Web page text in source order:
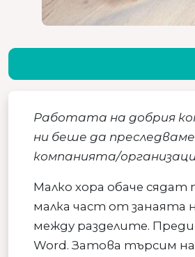
Работата на добрия
ни беше да
компанията/
Малко хора обаче
малка част от занаята
между разделите.
Word. Затова търсим